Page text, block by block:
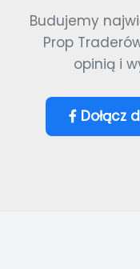
Budujemy
Prop
opinią i
Dołącz